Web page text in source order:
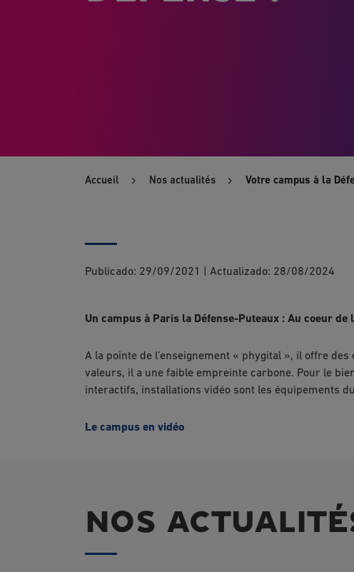
Accueil Nos actualités Votre campus à la
Publicado: 29/09/2021 Actualizado: 28/08/2024
Un campus à Paris la Défense-Puteaux : Au coeur
A la pointe de l’enseignement « phygital », il offre
valeurs, il a une faible empreinte carbone. Pour le
interactifs, installations vidéo sont les équipements
Le campus en vidéo
NOS